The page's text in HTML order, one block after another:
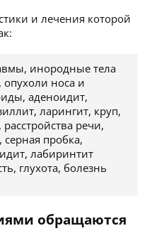
и лечения которой
инородные тела
опухоли носа и
аденоидит,
ларингит, круп,
речи,
серная пробка,
лабиринтит
глухота, болезнь
обращаются